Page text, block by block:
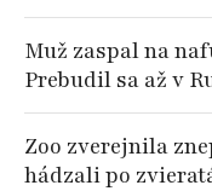
Muž zaspal na
Prebudil sa až v
Zoo zverejnila
hádzali po